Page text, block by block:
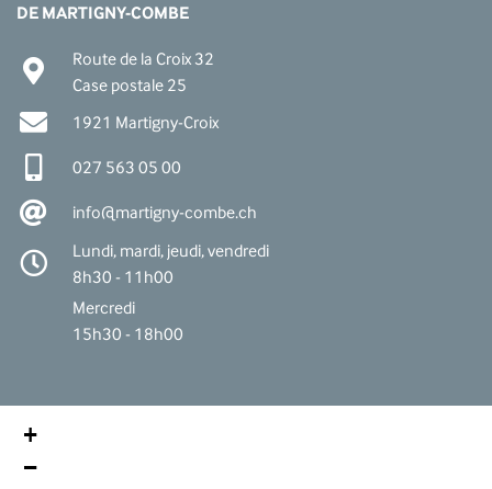
DE MARTIGNY-COMBE
Route de la Croix 32
Case postale 25
1921 Martigny-Croix
027 563 05 00
info@martigny-combe.ch
Lundi, mardi, jeudi, vendredi
8h30 - 11h00
Mercredi
15h30 - 18h00
+
−